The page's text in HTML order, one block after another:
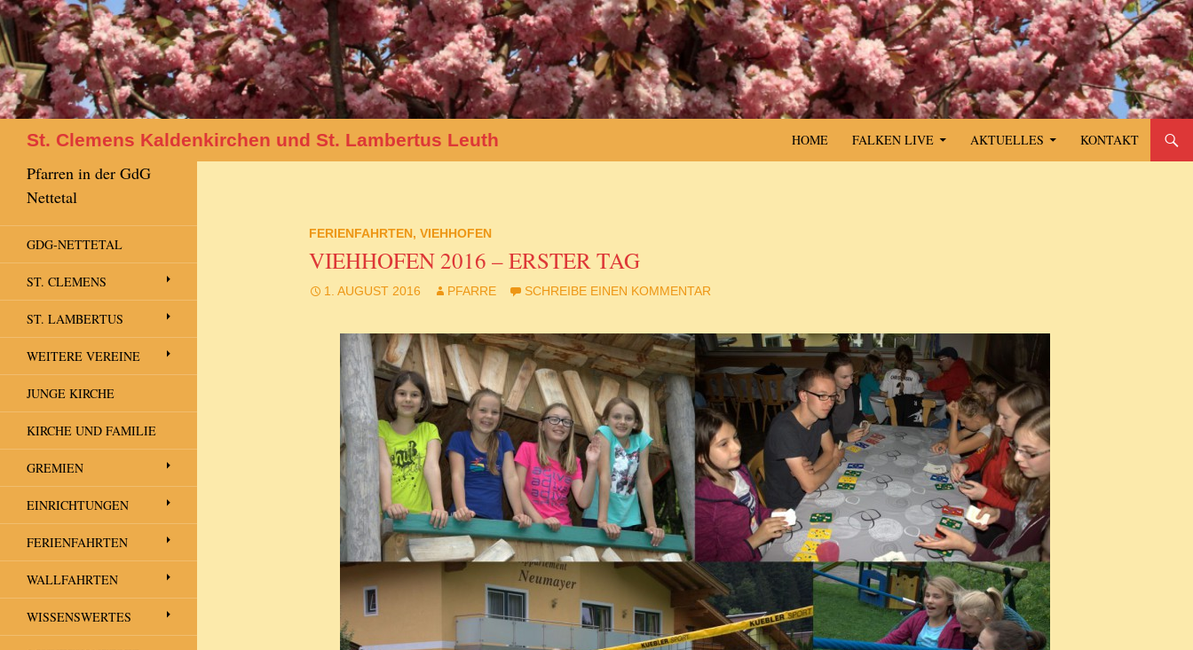
St. Clemens Kaldenkirchen und St. Lambertus Leuth HOME FALKEN LIVE AKTUELLES KONTAKT
FERIENFAHRTEN, VIEHHOFEN
VIEHHOFEN 2016 – ERSTER TAG
1. AUGUST 2016 PFARRE SCHREIBE EINEN KOMMENTAR
Pfarren in der GdG
Nettetal
GDG-NETTETAL
ST. CLEMENS
ST. LAMBERTUS
WEITERE VEREINE
JUNGE KIRCHE
KIRCHE UND FAMILIE
GREMIEN
EINRICHTUNGEN
FERIENFAHRTEN
WALLFAHRTEN
WISSENSWERTES